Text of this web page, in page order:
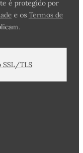
é protegido por
e os Termos de
SSL/TLS